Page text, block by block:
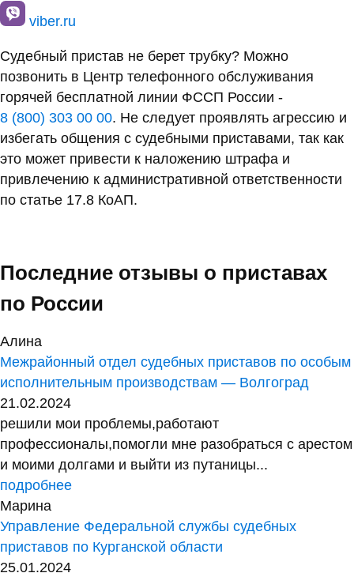
viber.ru
Судебный пристав не берет трубку? Можно
позвонить в Центр телефонного обслуживания
горячей бесплатной линии ФССП России -
8 (800) 303 00 00. Не следует проявлять агрессию и
избегать общения с судебными приставами, так как
это может привести к наложению штрафа и
привлечению к административной ответственности
по статье 17.8 КоАП.
Последние отзывы о приставах
по России
Алина
Межрайонный отдел судебных приставов по особым
исполнительным производствам — Волгоград
21.02.2024
решили мои проблемы,работают
профессионалы,помогли мне разобраться с арестом
и моими долгами и выйти из путаницы...
подробнее
Марина
Управление Федеральной службы судебных
приставов по Курганской области
25.01.2024